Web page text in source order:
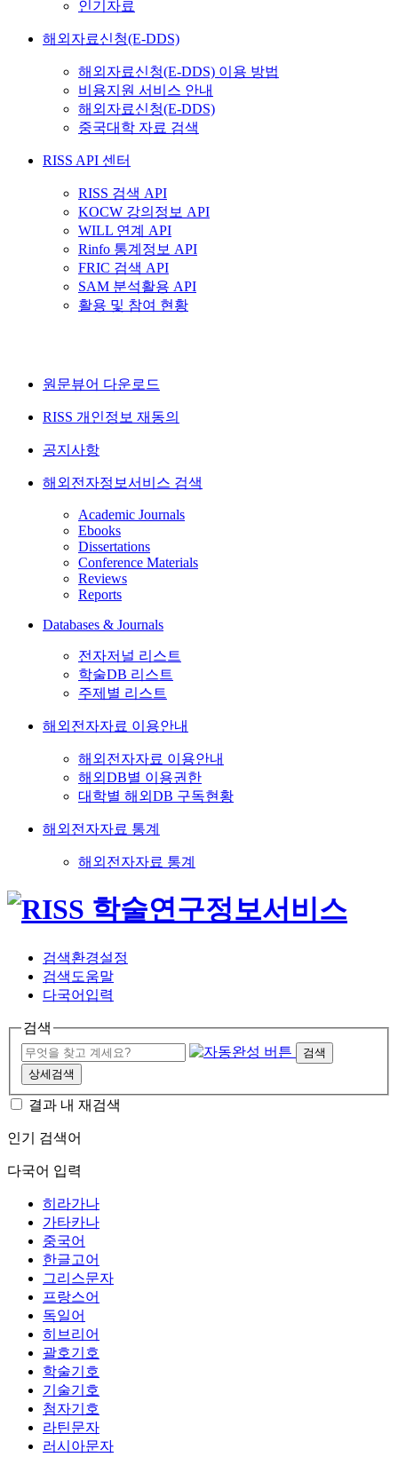
인기자료
해외자료신청(E-DDS)
해외자료신청(E-DDS) 이용 방법
비용지원 서비스 안내
해외자료신청(E-DDS)
중국대학 자료 검색
RISS API 센터
RISS 검색 API
KOCW 강의정보 API
WILL 연계 API
Rinfo 통계정보 API
FRIC 검색 API
SAM 분석활용 API
활용 및 참여 현황
원문뷰어 다운로드
RISS 개인정보 재동의
공지사항
해외전자정보서비스 검색
Academic Journals
Ebooks
Dissertations
Conference Materials
Reviews
Reports
Databases & Journals
전자저널 리스트
학술DB 리스트
주제별 리스트
해외전자자료 이용안내
해외전자자료 이용안내
해외DB별 이용권한
대학별 해외DB 구독현황
해외전자자료 통계
해외전자자료 통계
검색환경설정
검색도움말
다국어입력
검색
검색
상세검색
결과 내 재검색
인기 검색어
다국어 입력
히라가나
가타카나
중국어
한글고어
그리스문자
프랑스어
독일어
히브리어
괄호기호
학술기호
기술기호
첨자기호
라틴문자
러시아문자